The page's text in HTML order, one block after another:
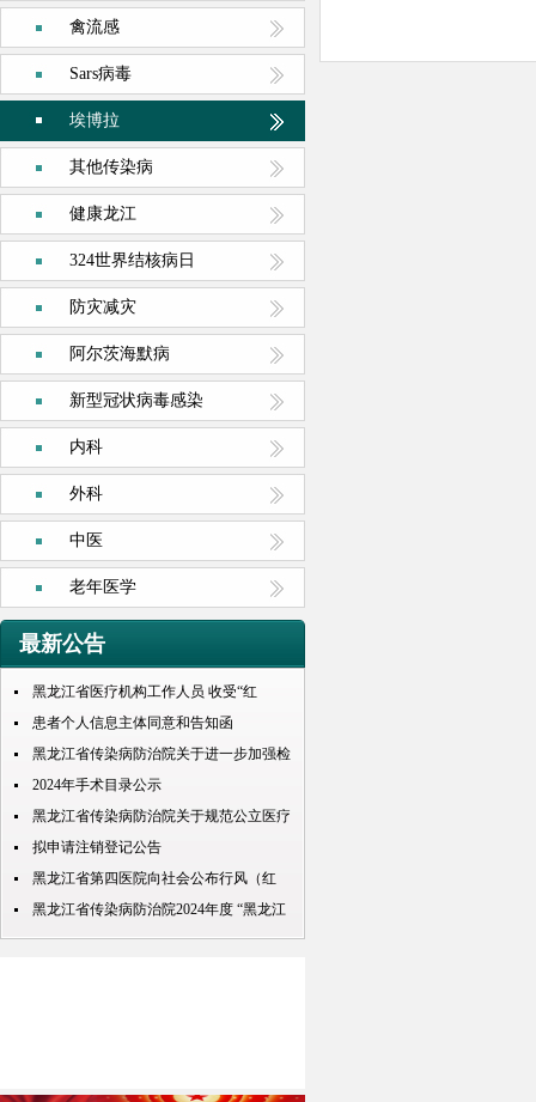
禽流感
Sars病毒
埃博拉
其他传染病
健康龙江
324世界结核病日
防灾减灾
阿尔茨海默病
新型冠状病毒感染
内科
外科
中医
老年医学
最新公告
黑龙江省医疗机构工作人员 收受“红
包”处理规定
患者个人信息主体同意和告知函
黑龙江省传染病防治院关于进一步加强检
查检验结果互认项目的公示
2024年手术目录公示
黑龙江省传染病防治院关于规范公立医疗
机构预交金管理工作实施情况的通知
拟申请注销登记公告
黑龙江省第四医院向社会公布行风（红
包） 问题投诉举报电话
黑龙江省传染病防治院2024年度 “黑龙江
人才周”公开招聘 拟录取人员名单公示